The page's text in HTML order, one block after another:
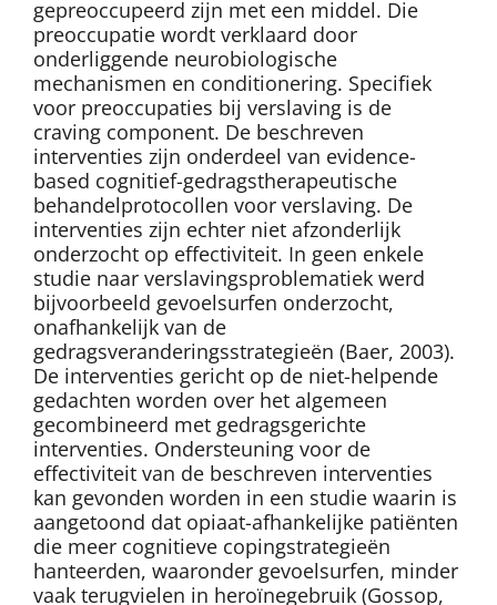
gepreoccupeerd zijn met een middel. Die
preoccupatie wordt verklaard door
onderliggende neurobiologische
mechanismen en conditionering. Specifiek
voor preoccupaties bij verslaving is de
craving component. De beschreven
interventies zijn onderdeel van evidence-
based cognitief-gedragstherapeutische
behandelprotocollen voor verslaving. De
interventies zijn echter niet afzonderlijk
onderzocht op effectiviteit. In geen enkele
studie naar verslavingsproblematiek werd
bijvoorbeeld gevoelsurfen onderzocht,
onafhankelijk van de
gedragsveranderingsstrategieën (Baer, 2003).
De interventies gericht op de niet-helpende
gedachten worden over het algemeen
gecombineerd met gedragsgerichte
interventies. Ondersteuning voor de
effectiviteit van de beschreven interventies
kan gevonden worden in een studie waarin is
aangetoond dat opiaat-afhankelijke patiënten
die meer cognitieve copingstrategieën
hanteerden, waaronder gevoelsurfen, minder
vaak terugvielen in heroïnegebruik (Gossop,